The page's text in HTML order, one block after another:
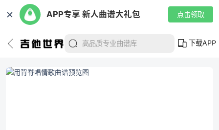
✕ APP专享 新人曲谱大礼包 点击领取
下载APP